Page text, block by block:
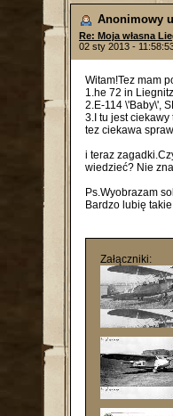
Anonimowy
Re: Moja własna
02 sty 2013 -
Witam!Tez mam
1.he 72 in
2.E-114 \'Baby\',
3.I tu jest
tez ciekawa
i teraz
wiedzieć? Nie
Ps.Wyobrazam
Bardzo lubię
Załączniki: